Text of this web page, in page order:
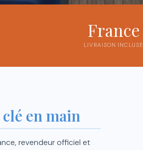
France
LIVRAISON INCLUSE
en main
revendeur officiel et